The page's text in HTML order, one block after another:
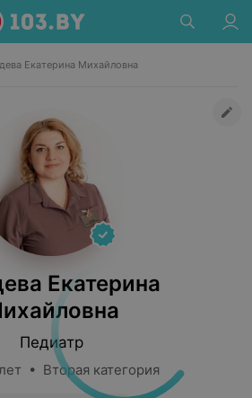
Екатерина Михайловна
Екатерина
Педиатр
• Вторая категория